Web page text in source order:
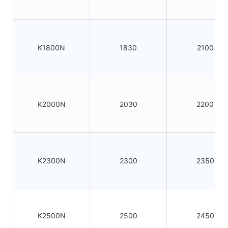
K1800N 1830 2100
K2000N 2030 2200
K2300N 2300 2350
K2500N 2500 2450